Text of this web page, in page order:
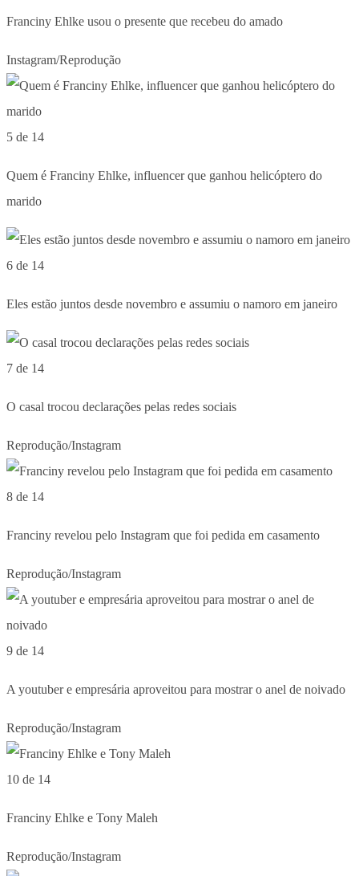
Franciny Ehlke usou o presente que recebeu do amado
Instagram/Reprodução
5 de 14
Quem é Franciny Ehlke, influencer que ganhou helicóptero do
marido
6 de 14
Eles estão juntos desde novembro e assumiu o namoro em janeiro
7 de 14
O casal trocou declarações pelas redes sociais
Reprodução/Instagram
8 de 14
Franciny revelou pelo Instagram que foi pedida em casamento
Reprodução/Instagram
9 de 14
A youtuber e empresária aproveitou para mostrar o anel de noivado
Reprodução/Instagram
10 de 14
Franciny Ehlke e Tony Maleh
Reprodução/Instagram